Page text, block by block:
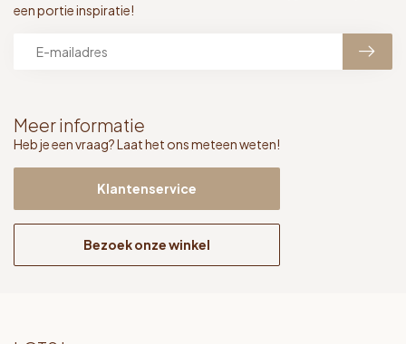
Meer informatie
Heb je een vraag? Laat het ons meteen weten!
Klantenservice
Bezoek onze winkel
een portie inspiratie!